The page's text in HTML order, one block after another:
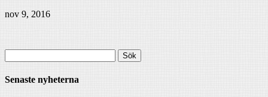
nov 9, 2016
efter:
Senaste nyheterna